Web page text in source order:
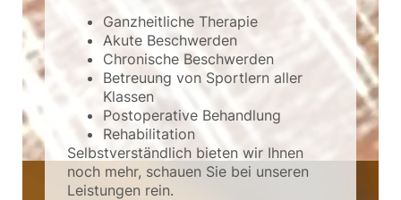
Ganzheitliche Therapie
Akute Beschwerden
Chronische Beschwerden
Betreuung von Sportlern aller
Klassen
Postoperative Behandlung
Rehabilitation
Selbstverständlich bieten wir Ihnen
noch mehr, schauen Sie bei unseren
Leistungen rein.